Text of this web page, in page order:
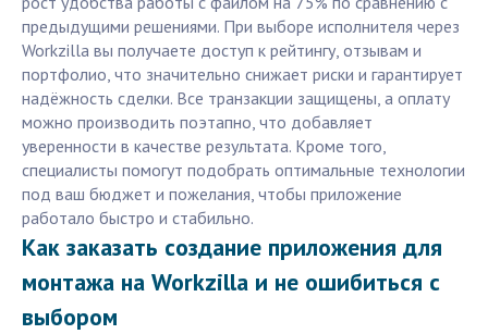
предыдущими решениями. При выборе исполнителя через
Workzilla вы получаете доступ к рейтингу, отзывам и
портфолио, что значительно снижает риски и гарантирует
надёжность сделки. Все транзакции защищены, а оплату
можно производить поэтапно, что добавляет
уверенности в качестве результата. Кроме того,
специалисты помогут подобрать оптимальные технологии
под ваш бюджет и пожелания, чтобы приложение
работало быстро и стабильно.
Как заказать создание приложения для
монтажа на Workzilla и не ошибиться с
выбором